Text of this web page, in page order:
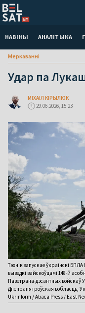
НАВІНЫ АНАЛІТЫКА
Меркаваннi
Удар па
МІХАІЛ КІРЫЛЮК
29.06.2026, 15:23
Тэхнік запускае ўкраінскі
выведкі вайскоўцамі 148-й
Паветрана-дэсантных войскаў
Днепрапятроўская вобласць,
Ukrinform / Abaca Press / East